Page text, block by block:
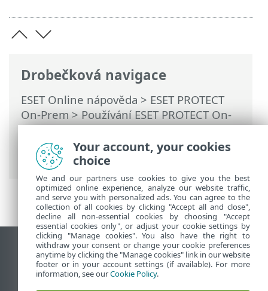
Drobečková navigace
ESET Online nápověda > ESET PROTECT
On-Prem>Používání ESET PROTECT On-
Prem>Hlavní menu ESET PROTECT On-
Prem>Úlohy>Klientské úlohy >
Aktivace produktu
Zobrazit verzi pro počítač
End of Life
ESET Databáze znalostí
Your account, your cookies
choice
We and our partners use cookies to give you the best
optimized online experience, analyze our website traffic,
and serve you with personalized ads. You can agree to the
collection of all cookies by clicking "Accept all and close",
decline all non-essential cookies by choosing "Accept
essential cookies only", or adjust your cookie settings by
clicking "Manage cookies". You also have the right to
withdraw your consent or change your cookie preferences
anytime by clicking the "Manage cookies" link in our website
footer or in your account settings (if available). For more
information, see ourCookie Policy.